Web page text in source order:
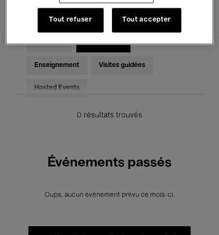
Musique électronique
Pour tous Kids’ Palace
Enseignement Visites guidées
Hosted Events
0 résultats trouvés
Événements passés
Oups, aucun événement prévu ce mois-ci.
Tout refuser Tout accepter